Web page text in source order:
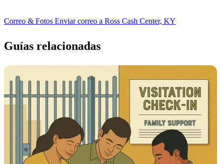
Correo & Fotos Enviar correo a Ross Cash Center, KY
Guías relacionadas